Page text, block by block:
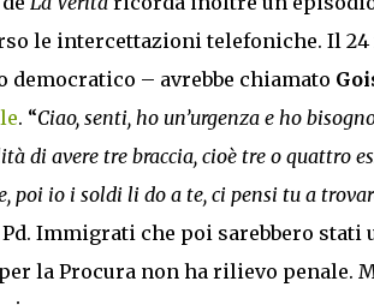
le intercettazioni telefoniche. Il 24
democratico – avrebbe chiamato
. “Ciao, senti, ho un’urgenza e ho
di avere tre braccia, cioè tre o quattro
poi io i soldi li do a te, ci pensi tu a
Pd. Immigrati che poi sarebbero
la Procura non ha rilievo penale.